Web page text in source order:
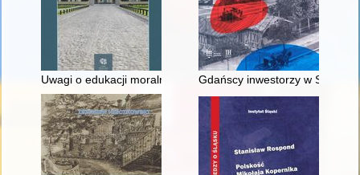
Uwagi o edukacji moralnej synów szlacheckich w XVI-
Gdańscy inwestorzy w